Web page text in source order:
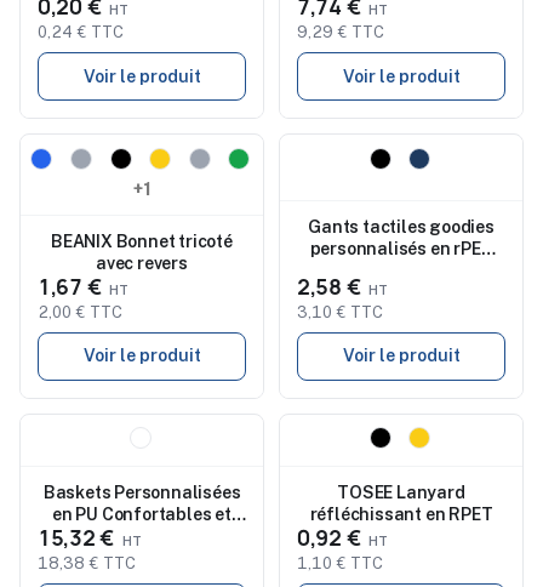
Polyester RPET FIESTA
0,20 €
0,24 € TTC
Voir le produit
KOLAM
7,74 €
9,29 € TTC
Voir le produit
Nouveau
+1
BEANIX Bonnet tricoté
avec revers
1,67 €
2,00 € TTC
Voir le produit
Gants tactiles goodies
personnalisés en rPET
2,58 €
3,10 € TTC
Voir le produit
Baskets Personnalisées
en PU Confortables et
Stylées Taille 43 -
BLANCOS
15,32 €
18,38 € TTC
TOSEE Lanyard
réfléchissant en RPET
0,92 €
1,10 € TTC